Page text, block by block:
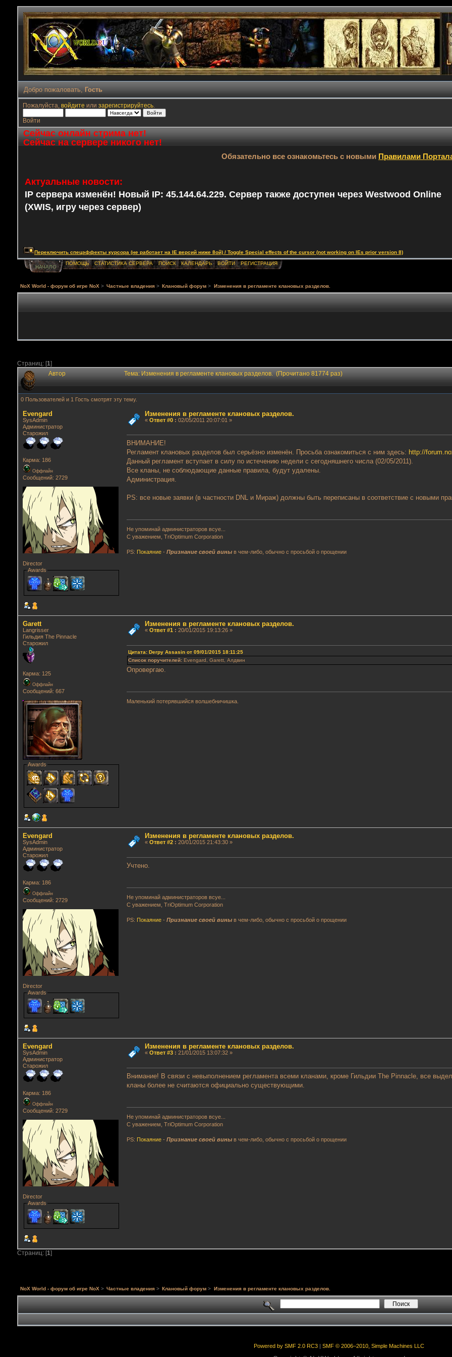
Добро пожаловать, Гость
Пожалуйста, войдите или зарегистрируйтесь.
Войти
Сейчас онлайн стрима нет!
Сейчас на сервере никого нет!
Обязательно все ознакомьтесь с новыми Правилами
Актуальные новости:
IP сервера изменён! Новый IP: 45.144.64.229. Сервер также доступен через Westwood Online
(XWIS, игру через сервер)
Переключить спецэффекты курсора (не работает на IE версий ниже 8ой) / Toggle Special effects of the cursor (not working on IEs prior version 8)
НАЧАЛО
ПОМОЩЬ СТАТИСТИКА СЕРВЕРА ПОИСК КАЛЕНДАРЬ ВОЙТИ РЕГИСТРАЦИЯ
NoX World - форум об игре NoX > Частные владения > Клановый форум > Изменения в регламенте клановых разделов.
Страниц: [1]
Автор Тема: Изменения в регламенте клановых разделов. (Прочитано 81774 раз)
0 Пользователей и 1 Гость смотрят эту тему.
Evengard
SysAdmin
Администратор
Старожил
Карма: 186
Оффлайн
Сообщений: 2729
Director
Awards
Изменения в регламенте клановых разделов.
« Ответ #0: 02/05/2011 20:07:01 »
ВНИМАНИЕ!
Регламент клановых разделов был серьёзно изменён. Просьба ознакомиться с ним здесь: http://
Данный регламент вступает в силу по истечению недели с сегодняшнего числа (02/05/2011).
Все кланы, не соблюдающие данные правила, будут удалены.
Администрация.
PS: все новые заявки (в частности DNL и Мираж) должны быть переписаны в соответствие с новыми
Не упоминай администраторов всуе...
С уважением, TriOptimum Corporation
PS: Покаяние -Признание своей вины в чем-либо, обычно с просьбой о прощении
Garett
Langrisser
Гильдия The Pinnacle
Старожил
Карма: 125
Оффлайн
Сообщений: 667
Awards
Изменения в регламенте клановых разделов.
« Ответ #1: 20/01/2015 19:13:26 »
Цитата: Derpy Assasin от 09/01/2015 18:11:25
Список поручителей: Evengard, Garett, Алдвин
Опровергаю.
Маленький потерявшийся волшебничишка.
Evengard
SysAdmin
Администратор
Старожил
Карма: 186
Оффлайн
Сообщений: 2729
Director
Awards
Изменения в регламенте клановых разделов.
« Ответ #2: 20/01/2015 21:43:30 »
Учтено.
Не упоминай администраторов всуе...
С уважением, TriOptimum Corporation
PS: Покаяние -Признание своей вины в чем-либо, обычно с просьбой о прощении
Evengard
SysAdmin
Администратор
Старожил
Карма: 186
Оффлайн
Сообщений: 2729
Director
Awards
Изменения в регламенте клановых разделов.
« Ответ #3: 21/01/2015 13:07:32 »
Внимание! В связи с невыполнением регламента всеми кланами, кроме Гильдии The Pinnacle, все
кланы более не считаются официально существующими.
Не упоминай администраторов всуе...
С уважением, TriOptimum Corporation
PS: Покаяние -Признание своей вины в чем-либо, обычно с просьбой о прощении
Страниц: [1]
NoX World - форум об игре NoX > Частные владения > Клановый форум > Изменения в регламенте клановых разделов.
Powered by SMF 2.0 RC3| SMF © 2006–2010, Simple Machines LLC